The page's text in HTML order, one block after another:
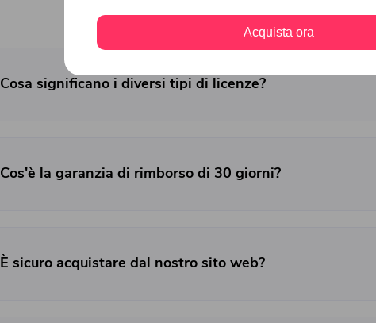
Cosa significano i diversi tipi di licenze?
Cos'è la garanzia di rimborso di 30 giorni?
È sicuro acquistare dal nostro sito web?
Acquista ora